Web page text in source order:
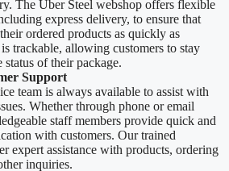
The Über Steel webshop offers flexible
express delivery, to ensure that
ordered products as quickly as
trackable, allowing customers to stay
of their package.
Support
team is always available to assist with
Whether through phone or email
staff members provide quick and
with customers. Our trained
expert assistance with products, ordering
inquiries.